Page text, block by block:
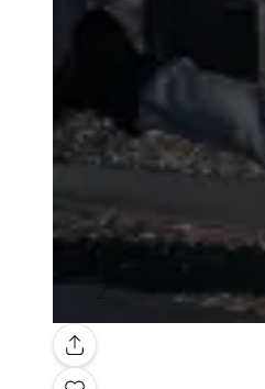
Galería